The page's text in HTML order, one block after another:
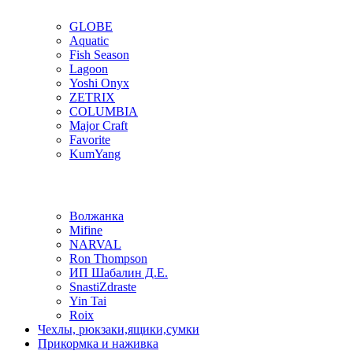
GLOBE
Aquatic
Fish Season
Lagoon
Yoshi Onyx
ZETRIX
COLUMBIA
Major Craft
Favorite
KumYang
Волжанка
Mifine
NARVAL
Ron Thompson
ИП Шабалин Д.Е.
SnastiZdraste
Yin Tai
Roix
Чехлы, рюкзаки,ящики,сумки
Прикормка и наживка